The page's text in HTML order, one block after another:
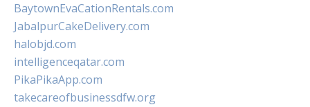
BaytownEvaCationRentals.com
JabalpurCakeDelivery.com
halobjd.com
intelligenceqatar.com
PikaPikaApp.com
takecareofbusinessdfw.org